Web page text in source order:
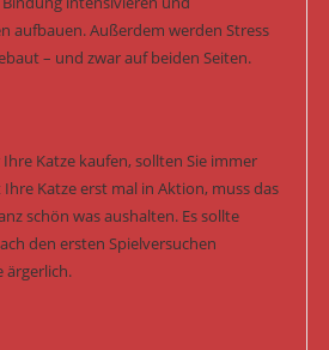
aufbauen. Außerdem werden Stress
– und zwar auf beiden Seiten.
Katze kaufen, sollten Sie immer
Katze erst mal in Aktion, muss das
schön was aushalten. Es sollte
den ersten Spielversuchen
ärgerlich.